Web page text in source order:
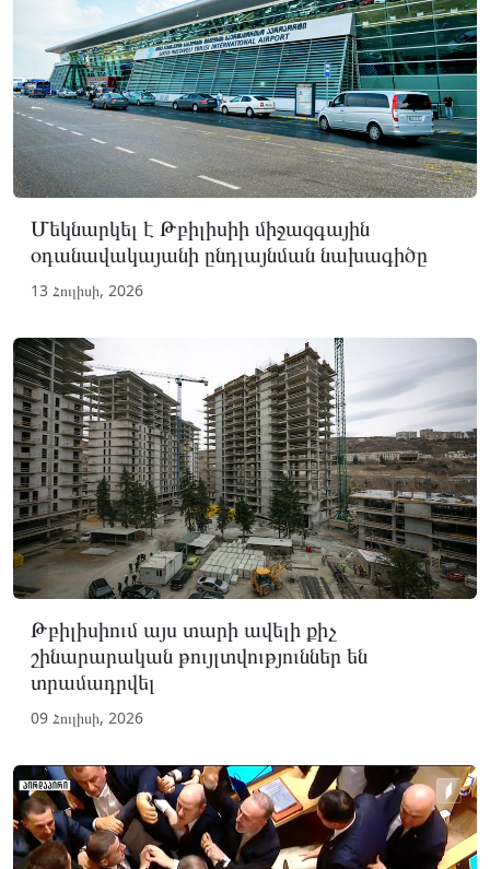
Մեկնարկել է Թբիլիսիի միջազգային
օդանավակայանի ընդլայնման նախագիծը
13 Հուլիսի, 2026
Թբիլիսիում այս տարի ավելի քիչ
շինարարական թույլտվություններ են
տրամադրվել
09 Հուլիսի, 2026